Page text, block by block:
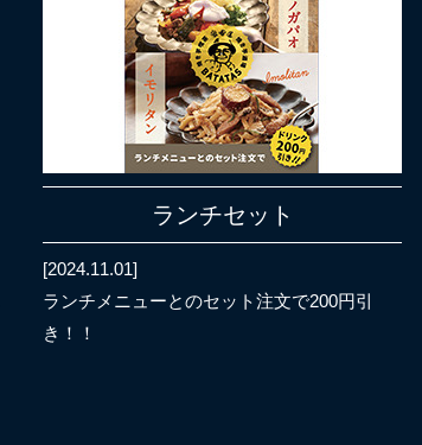
ランチセット
[2024.11.01]
ランチメニューとのセット注文で200円引
き！！